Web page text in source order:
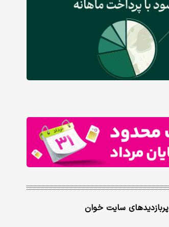
پربازدیدهای سایت خوان